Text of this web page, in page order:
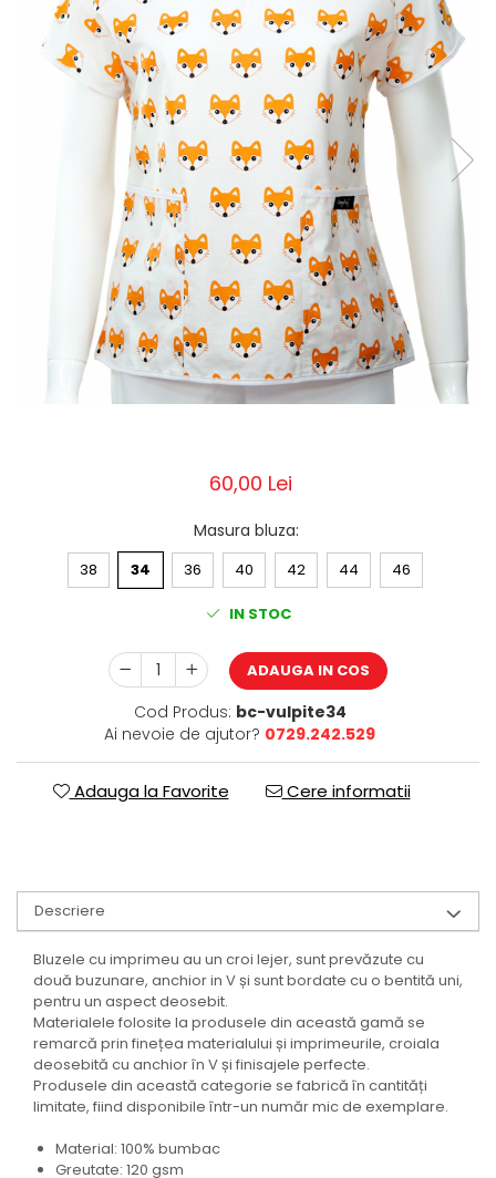
Pălării de Soare
60,00 Lei
Masura bluza:
38 34 36 40 42 44 46
IN STOC
ADAUGA IN COS
Cod Produs: bc-vulpite34
Ai nevoie de ajutor? 0729.242.529
Adauga la Favorite Cere informatii
Descriere
Bluzele cu imprimeu au un croi lejer, sunt prevăzute cu
două buzunare, anchior in V și sunt bordate cu o bentită uni,
pentru un aspect deosebit.
Materialele folosite la produsele din această gamă se
remarcă prin finețea materialului și imprimeurile, croiala
deosebită cu anchior în V și finisajele perfecte.
Produsele din această categorie se fabrică în cantități
limitate, fiind disponibile într-un număr mic de exemplare.
Material: 100% bumbac
Greutate: 120 gsm